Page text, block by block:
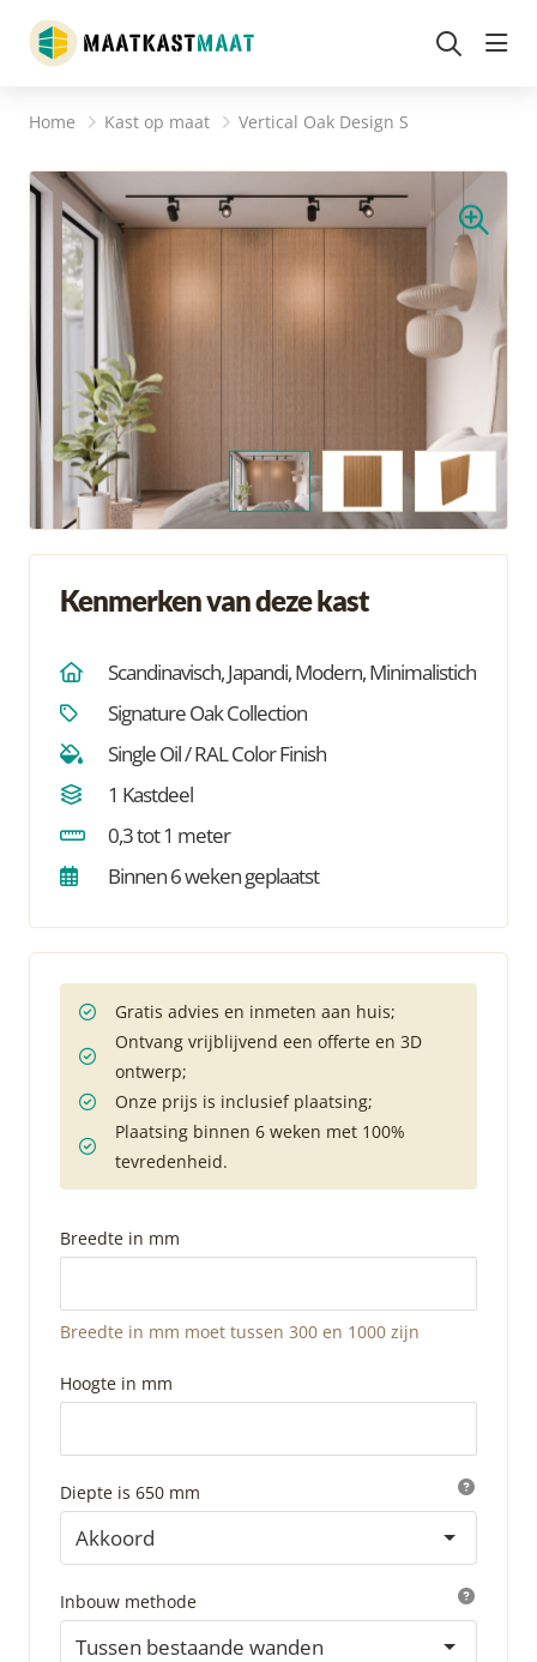
Home Kast op maat Vertical Oak Design S
Kenmerken van deze kast
Scandinavisch,Japandi,Modern,Minimalistich
Signature Oak Collection
Single Oil / RAL Color Finish
1 Kastdeel
0,3 tot 1 meter
Binnen 6 weken geplaatst
Gratis advies en inmeten aan huis;
Ontvang vrijblijvend een offerte en 3D
ontwerp;
Onze prijs is inclusief plaatsing;
Plaatsing binnen 6 weken met 100%
tevredenheid.
Breedte in mm
Breedte in mm moet tussen 300 en 1000 zijn
Hoogte in mm
Diepte is 650 mm
Akkoord
Inbouw methode
Tussen bestaande wanden